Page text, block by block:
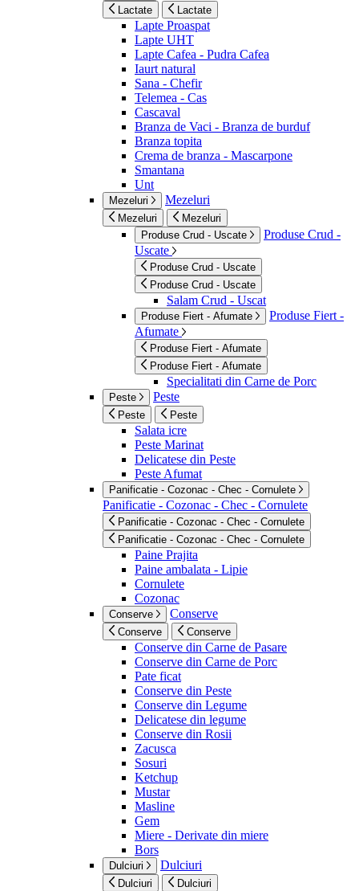
Lactate Lactate
Lapte Proaspat
Lapte UHT
Lapte Cafea - Pudra Cafea
Iaurt natural
Sana - Chefir
Telemea - Cas
Cascaval
Branza de Vaci - Branza de burduf
Branza topita
Crema de branza - Mascarpone
Smantana
Unt
Mezeluri Mezeluri
Mezeluri
Mezeluri
Produse Crud - Uscate
Produse Crud -
Uscate
Produse Crud - Uscate
Produse Crud - Uscate
Salam Crud - Uscat
Produse Fiert - Afumate
Produse Fiert -
Afumate
Produse Fiert - Afumate
Produse Fiert - Afumate
Specialitati din Carne de Porc
Peste Peste
Peste Peste
Salata icre
Peste Marinat
Delicatese din Peste
Peste Afumat
Panificatie - Cozonac - Chec - Cornulete
Panificatie - Cozonac - Chec - Cornulete
Panificatie - Cozonac - Chec - Cornulete
Panificatie - Cozonac - Chec - Cornulete
Paine Prajita
Paine ambalata - Lipie
Cornulete
Cozonac
Conserve Conserve
Conserve Conserve
Conserve din Carne de Pasare
Conserve din Carne de Porc
Pate ficat
Conserve din Peste
Conserve din Legume
Delicatese din legume
Conserve din Rosii
Zacusca
Sosuri
Ketchup
Mustar
Masline
Gem
Miere - Derivate din miere
Bors
Dulciuri Dulciuri
Dulciuri Dulciuri